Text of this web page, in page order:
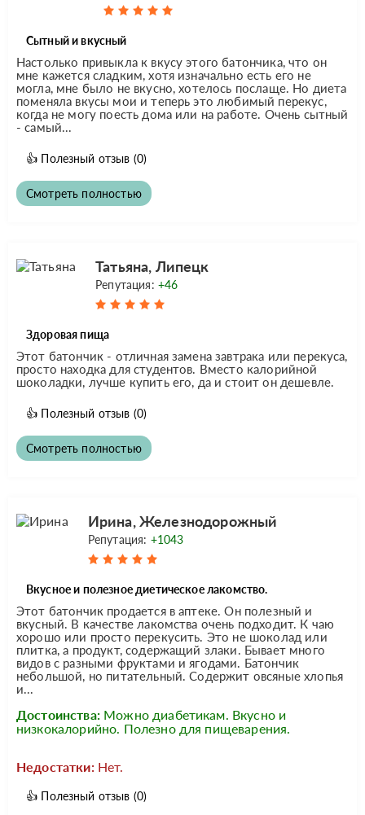
Сытный и вкусный
Настолько привыкла к вкусу этого батончика, что он
мне кажется сладким, хотя изначально есть его не
могла, мне было не вкусно, хотелось послаще. Но диета
поменяла вкусы мои и теперь это любимый перекус,
когда не могу поесть дома или на работе. Очень сытный
- самый...
👍 Полезный отзыв (0)
Смотреть полностью
Татьяна, Липецк
Репутация: +46
Здоровая пища
Этот батончик - отличная замена завтрака или перекуса,
просто находка для студентов. Вместо калорийной
шоколадки, лучше купить его, да и стоит он дешевле.
👍 Полезный отзыв (0)
Смотреть полностью
Ирина, Железнодорожный
Репутация: +1043
Вкусное и полезное диетическое лакомство.
Этот батончик продается в аптеке. Он полезный и
вкусный. В качестве лакомства очень подходит. К чаю
хорошо или просто перекусить. Это не шоколад или
плитка, а продукт, содержащий злаки. Бывает много
видов с разными фруктами и ягодами. Батончик
небольшой, но питательный. Содержит овсяные хлопья
и...
Достоинства: Можно диабетикам. Вкусно и
низкокалорийно. Полезно для пищеварения.
Недостатки: Нет.
👍 Полезный отзыв (0)